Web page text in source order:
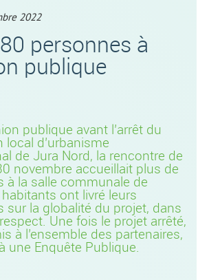
2022
personnes à
publique
publique avant l’arrêt du
local d’urbanisme
de Jura Nord, la rencontre de
novembre accueillait plus de
à la salle communale de
habitants ont livré leurs
sur la globalité du projet, dans
Une fois le projet arrêté,
à l’ensemble des partenaires,
une Enquête Publique.